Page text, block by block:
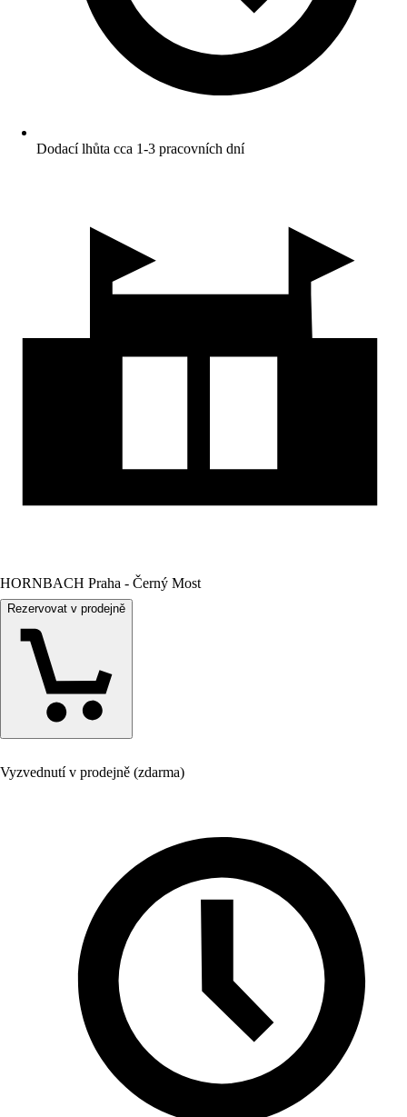
Dodací lhůta cca 1-3 pracovních dní
HORNBACH Praha - Černý Most
Rezervovat v prodejně
Vyzvednutí v prodejně (zdarma)